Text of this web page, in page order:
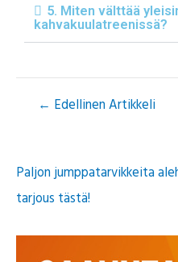
5. Miten välttää
kahvakuulatreenissä?
← Edellinen Artikkeli
Paljon jumppatarvikkeita
tarjous tästä!